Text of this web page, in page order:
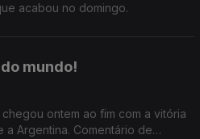
acabou no domingo.
mundo!
ontem ao fim com a vitória
Argentina. Comentário de